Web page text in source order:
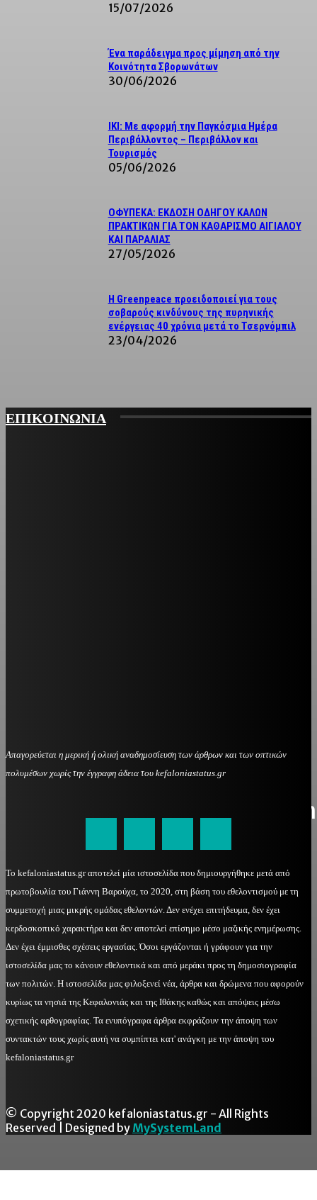
15/07/2026
Ένα παράδειγμα προς μίμηση από την
Κοινότητα Σβορωνάτων
30/06/2026
IKI: Με αφορμή την Παγκόσμια Ημέρα
Περιβάλλοντος – Περιβάλλον και
Τουρισμός
05/06/2026
ΟΦΥΠΕΚΑ: ΕΚΔΟΣΗ ΟΔΗΓΟΥ ΚΑΛΩΝ
ΠΡΑΚΤΙΚΩΝ ΓΙΑ ΤΟΝ ΚΑΘΑΡΙΣΜΟ ΑΙΓΙΑΛΟΥ
ΚΑΙ ΠΑΡΑΛΙΑΣ
27/05/2026
Η Greenpeace προειδοποιεί για τους
σοβαρούς κινδύνους της πυρηνικής
ενέργειας 40 χρόνια μετά το Τσερνόμπιλ
23/04/2026
ΕΠΙΚΟΙΝΩΝΙΑ
Απαγορεύεται η μερική ή ολική αναδημοσίευση των άρθρων και των οπτικών
πολυμέσων χωρίς την έγγραφη άδεια του kefaloniastatus.gr
kefaloniastatus@gmail.com
Το kefaloniastatus.gr αποτελεί μία ιστοσελίδα που δημιουργήθηκε μετά από
πρωτοβουλία του Γιάννη Βαρούχα, το 2020, στη βάση του εθελοντισμού με τη
συμμετοχή μιας μικρής ομάδας εθελοντών. Δεν ενέχει επιτήδευμα, δεν έχει
κερδοσκοπικό χαρακτήρα και δεν αποτελεί επίσημο μέσο μαζικής ενημέρωσης.
Δεν έχει έμμισθες σχέσεις εργασίας. Όσοι εργάζονται ή γράφουν για την
ιστοσελίδα μας το κάνουν εθελοντικά και από μεράκι προς τη δημοσιογραφία
των πολιτών. Η ιστοσελίδα μας φιλοξενεί νέα, άρθρα και δρώμενα που αφορούν
κυρίως τα νησιά της Κεφαλονιάς και της Ιθάκης καθώς και απόψεις μέσω
σχετικής αρθογραφίας. Τα ενυπόγραφα άρθρα εκφράζουν την άποψη των
συντακτών τους χωρίς αυτή να συμπίπτει κατ' ανάγκη με την άποψη του
kefaloniastatus.gr
© Copyright 2020 kefaloniastatus.gr - All Rights
Reserved | Designed by MySystemLand